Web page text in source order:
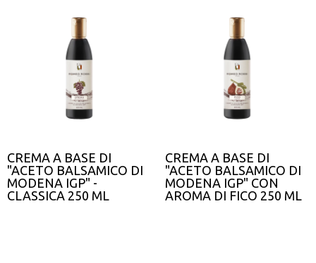
CREMA A BASE DI
"ACETO BALSAMICO DI
MODENA IGP" -
CLASSICA 250 ML
CREMA A BASE DI
"ACETO BALSAMICO DI
MODENA IGP" CON
AROMA DI FICO 250 ML